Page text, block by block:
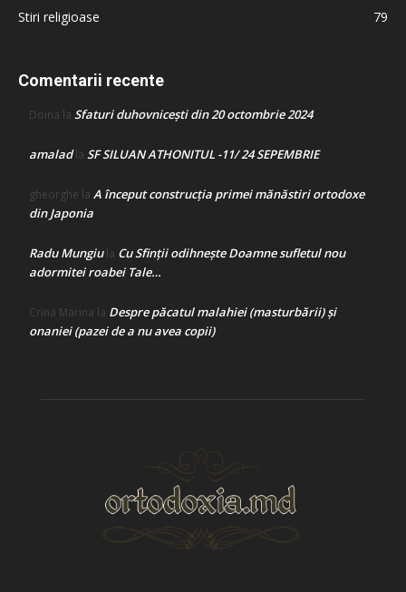
Stiri religioase
79
Comentarii recente
Doina la Sfaturi duhovnicești din 20 octombrie 2024
amaladla SF SILUAN ATHONITUL -11/ 24 SEPEMBRIE
gheorghe la A început construcţia primei mănăstiri ortodoxe
din Japonia
Radu Mungiula Cu Sfinții odihnește Doamne sufletul nou
adormitei roabei Tale…
Crina Marina la Despre păcatul malahiei (masturbării) şi
onaniei (pazei de a nu avea copii)